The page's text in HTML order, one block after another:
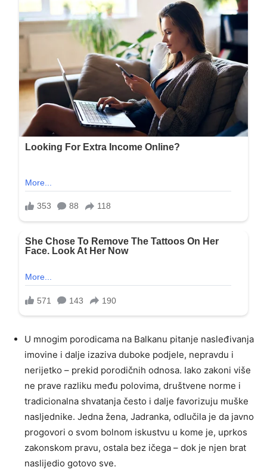
U mnogim porodicama na Balkanu pitanje nasleđivanja
imovine i dalje izaziva duboke podjele, nepravdu i
nerijetko – prekid porodičnih odnosa. Iako zakoni više
ne prave razliku među polovima, društvene norme i
tradicionalna shvatanja često i dalje favorizuju muške
nasljednike. Jedna žena, Jadranka, odlučila je da javno
progovori o svom bolnom iskustvu u kome je, uprkos
zakonskom pravu, ostala bez ičega – dok je njen brat
naslijedio gotovo sve.